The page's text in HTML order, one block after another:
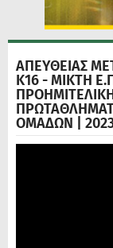
ΑΠΕΥΘΕΙΑΣ
Κ16 - ΜΙΚΤΗ
ΟΜΑΔΩΝ |